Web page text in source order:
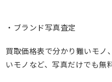
・ブランド写真査定
買取価格表で分かり難いモノ
いモノなど、写真だけでも無